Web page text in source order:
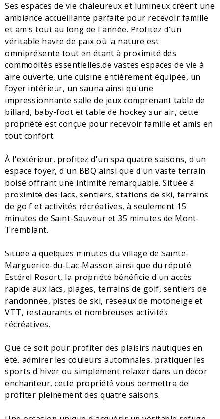
Ses espaces de vie chaleureux et lumineux créent une
ambiance accueillante parfaite pour recevoir famille
et amis tout au long de l'année. Profitez d'un
véritable havre de paix où la nature est
omniprésente tout en étant à proximité des
commodités essentielles.de vastes espaces de vie à
aire ouverte, une cuisine entièrement équipée, un
foyer intérieur, un sauna ainsi qu'une
impressionnante salle de jeux comprenant table de
billard, baby-foot et table de hockey sur air, cette
propriété est conçue pour recevoir famille et amis en
tout confort.
À l'extérieur, profitez d'un spa quatre saisons, d'un
espace foyer, d'un BBQ ainsi que d'un vaste terrain
boisé offrant une intimité remarquable. Située à
proximité des lacs, sentiers, stations de ski, terrains
de golf et activités récréatives, à seulement 15
minutes de Saint-Sauveur et 35 minutes de Mont-
Tremblant.
Située à quelques minutes du village de Sainte-
Marguerite-du-Lac-Masson ainsi que du réputé
Estérel Resort, la propriété bénéficie d'un accès
rapide aux lacs, plages, terrains de golf, sentiers de
randonnée, pistes de ski, réseaux de motoneige et
VTT, restaurants et nombreuses activités
récréatives.
Que ce soit pour profiter des plaisirs nautiques en
été, admirer les couleurs automnales, pratiquer les
sports d'hiver ou simplement relaxer dans un décor
enchanteur, cette propriété vous permettra de
profiter pleinement des quatre saisons.